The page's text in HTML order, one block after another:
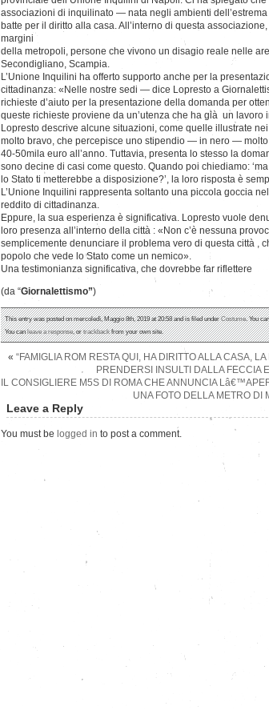
associazioni di inquilinato — nata negli ambienti
batte per il diritto alla casa. All’interno di questa
margini
della metropoli, persone che vivono un disagio reale nelle
Secondigliano, Scampia.
L’Unione Inquilini ha offerto supporto anche per la
cittadinanza: «Nelle nostre sedi — dice Lopresto a
richieste d’aiuto per la presentazione della domanda per
queste richieste proviene da un’utenza che ha già un lavoro
Lopresto descrive alcune situazioni, come quelle illustrate
molto bravo, che percepisce uno stipendio — in nero —
40-50mila euro all’anno. Tuttavia, presenta lo stesso la
sono decine di casi come questo. Quando poi chiediamo:
lo Stato ti metterebbe a disposizione?’, la loro risposta è
L’Unione Inquilini rappresenta soltanto una piccola goccia
reddito di cittadinanza.
Eppure, la sua esperienza è significativa. Lopresto vuole
loro presenza all’interno della città : «Non c’è nessuna
semplicemente denunciare il problema vero di questa città ,
popolo che vede lo Stato come un nemico».
Una testimonianza significativa, che dovrebbe far riflettere
(da “Giornalettismo”)
This entry was posted on mercoledì, Maggio 8th, 2019 at 20:58 and is filed underCostume. You
You canleave a response, ortrackbackfrom your own site.
« “FAMIGLIA ROM RESTA QUI, HA DIRITTO ALLA CASA,
PRENDERSI INSULTI DALLA FECCIA
IL CONSIGLIERE M5S DI ROMA CHE ANNUNCIA
UNA FOTO DELLA METRO DI
Leave a Reply
You must be logged in to post a comment.